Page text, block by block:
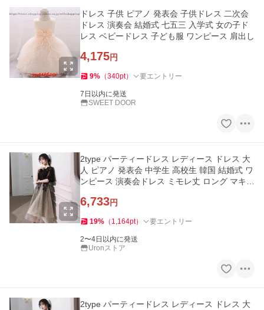
ドレス 子供 ピアノ 発表会 子供ドレス 二次会
ドレス 演奏会 結婚式 七五三 入学式 女の子ド
レス ベビードレス 子ども服 ワンピース 肩出し
4,175円
9% （340pt） 要エントリー
7日以内に発送
SWEET DOOR
2type パーティードレス レディース ドレス 大
人 ピアノ 発表会 中学生 高校生 韓国 結婚式 ワ
ンピース 演奏会ドレス ミモレ丈 ロング マキシ
6,733円
19% （ 1,164pt） 要エントリー
2〜4日以内に発送
Uronストア
2type パーティードレス レディース ドレス 大